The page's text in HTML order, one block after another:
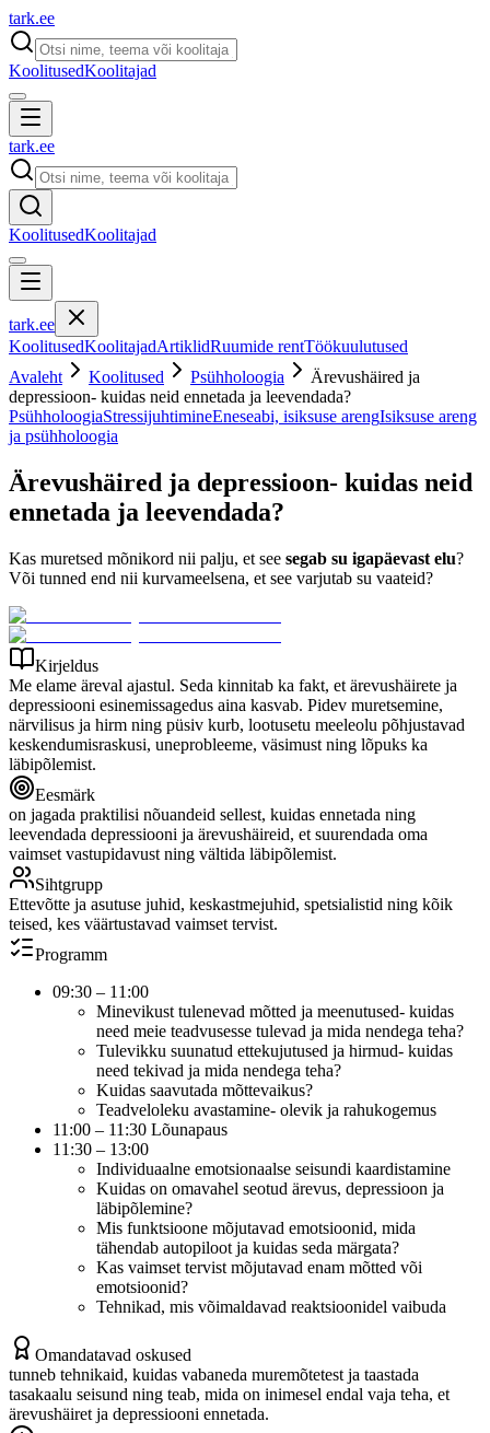
tark.ee
KoolitusedKoolitajad
tark.ee
KoolitusedKoolitajad
tark.ee
KoolitusedKoolitajadArtiklidRuumide rentTöökuulutused
Avaleht
Koolitused Psühholoogia
Ärevushäired ja
depressioon- kuidas neid ennetada ja leevendada?
PsühholoogiaStressijuhtimineEneseabi, isiksuse arengIsiksuse areng
ja psühholoogia
Ärevushäired ja depressioon- kuidas neid
ennetada ja leevendada?
Kas muretsed mõnikord nii palju, et see segab su igapäevast elu?
Või tunned end nii kurvameelsena, et see varjutab su vaateid?
Kirjeldus
Me elame äreval ajastul. Seda kinnitab ka fakt, et ärevushäirete ja
depressiooni esinemissagedus aina kasvab. Pidev muretsemine,
närvilisus ja hirm ning püsiv kurb, lootusetu meeleolu põhjustavad
keskendumisraskusi, uneprobleeme, väsimust ning lõpuks ka
läbipõlemist.
Eesmärk
on jagada praktilisi nõuandeid sellest, kuidas ennetada ning
leevendada depressiooni ja ärevushäireid, et suurendada oma
vaimset vastupidavust ning vältida läbipõlemist.
Sihtgrupp
Ettevõtte ja asutuse juhid, keskastmejuhid, spetsialistid ning kõik
teised, kes väärtustavad vaimset tervist.
Programm
09:30 – 11:00
Minevikust tulenevad mõtted ja meenutused- kuidas
need meie teadvusesse tulevad ja mida nendega teha?
Tulevikku suunatud ettekujutused ja hirmud- kuidas
need tekivad ja mida nendega teha?
Kuidas saavutada mõttevaikus?
Teadveloleku avastamine- olevik ja rahukogemus
11:00 – 11:30 Lõunapaus
11:30 – 13:00
Individuaalne emotsionaalse seisundi kaardistamine
Kuidas on omavahel seotud ärevus, depressioon ja
läbipõlemine?
Mis funktsioone mõjutavad emotsioonid, mida
tähendab autopiloot ja kuidas seda märgata?
Kas vaimset tervist mõjutavad enam mõtted või
emotsioonid?
Tehnikad, mis võimaldavad reaktsioonidel vaibuda
Omandatavad oskused
tunneb tehnikaid, kuidas vabaneda muremõtetest ja taastada
tasakaalu seisund ning teab, mida on inimesel endal vaja teha, et
ärevushäiret ja depressiooni ennetada.